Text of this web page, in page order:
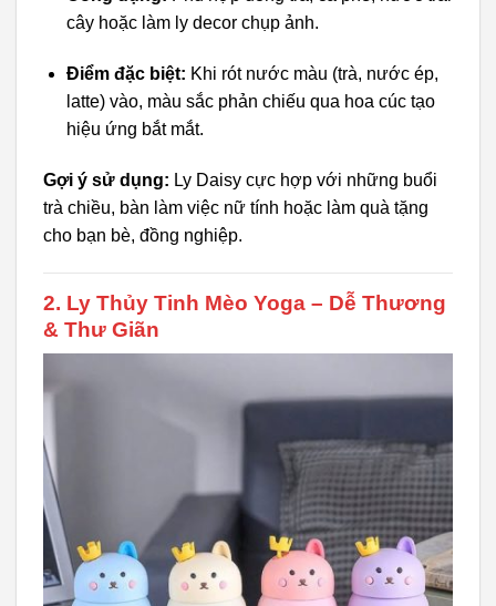
cây hoặc làm ly decor chụp ảnh.
Điểm đặc biệt: Khi rót nước màu (trà, nước ép,
latte) vào, màu sắc phản chiếu qua hoa cúc tạo
hiệu ứng bắt mắt.
Gợi ý sử dụng: Ly Daisy cực hợp với những buổi
trà chiều, bàn làm việc nữ tính hoặc làm quà tặng
cho bạn bè, đồng nghiệp.
2. Ly Thủy Tinh Mèo Yoga – Dễ Thương
& Thư Giãn